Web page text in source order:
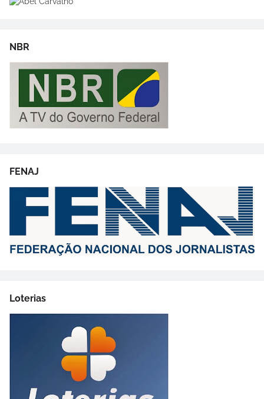
NBR
FENAJ
Loterias